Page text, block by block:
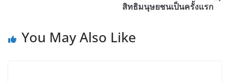
สิทธิมนุษยชนเป็นครั้งแรก
You May Also Like